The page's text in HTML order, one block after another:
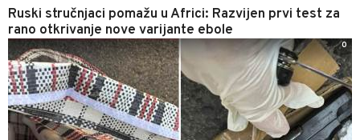
Ruski stručnjaci pomažu u Africi: Razvijen prvi test za
rano otkrivanje nove varijante ebole
0